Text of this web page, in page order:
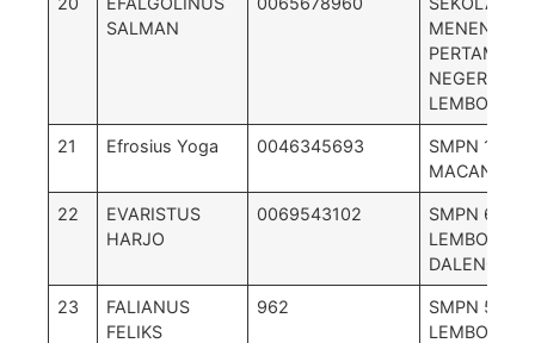
SALMAN
MENENGAH
PERTAMA
NEGERI 2
LEMBOR
21 Efrosius Yoga 0046345693
SMPN 1
MACANG
22
EVARISTUS
HARJO
0069543102
SMPN 6
LEMBOR
DALENG
23
FALIANUS
FELIKS
962
SMPN 5
LEMBOR